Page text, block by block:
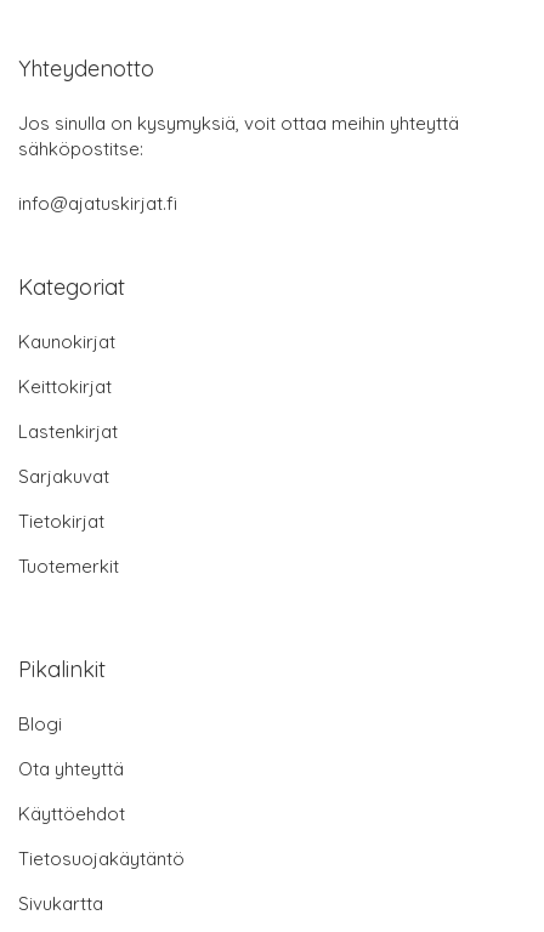
Yhteydenotto
Jos sinulla on kysymyksiä, voit ottaa meihin yhteyttä
sähköpostitse:
info@ajatuskirjat.fi
Kategoriat
Kaunokirjat
Keittokirjat
Lastenkirjat
Sarjakuvat
Tietokirjat
Tuotemerkit
Pikalinkit
Blogi
Ota yhteyttä
Käyttöehdot
Tietosuojakäytäntö
Sivukartta